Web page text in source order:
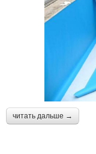
читать дальше →